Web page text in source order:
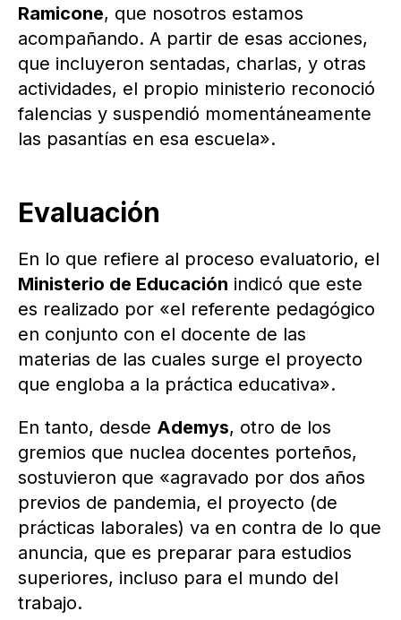
Ramicone, que nosotros estamos
acompañando. A partir de esas acciones,
que incluyeron sentadas, charlas, y otras
actividades, el propio ministerio reconoció
falencias y suspendió momentáneamente
las pasantías en esa escuela».
Evaluación
En lo que refiere al proceso evaluatorio, el
Ministerio de Educación indicó que este
es realizado por «el referente pedagógico
en conjunto con el docente de las
materias de las cuales surge el proyecto
que engloba a la práctica educativa».
En tanto, desde Ademys, otro de los
gremios que nuclea docentes porteños,
sostuvieron que «agravado por dos años
previos de pandemia, el proyecto (de
prácticas laborales) va en contra de lo que
anuncia, que es preparar para estudios
superiores, incluso para el mundo del
trabajo.